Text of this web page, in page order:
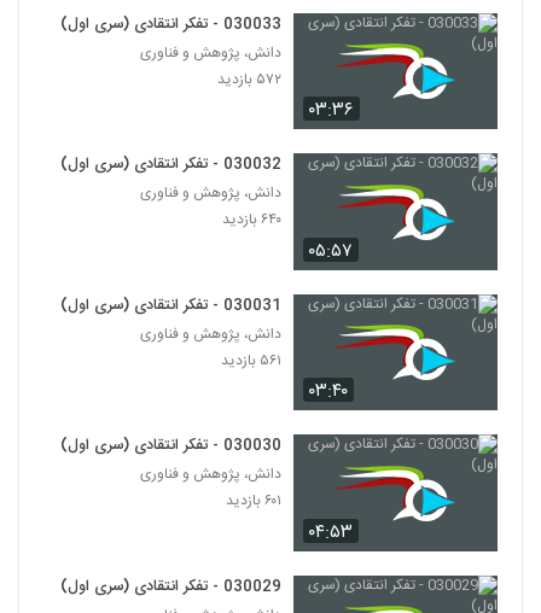
028133 - نظریه شبکه (Network Theory)
124
028134 - نظریه شبکه (Network Theory)
۵۴۹ بازدید
028135 - نظریه شبکه (Network Theory)
۴۵۶ بازدید
028136 - نظریه شبکه (Network Theory)
127
028137 - نظریه شبکه (Network Theory)
028138 - نظریه شبکه (Network Theory)
۵۷۹ بازدید
۰۳:۳۶
030033 - تفکر انتقادی (سری اول)
دانش، پژوهش و فناوری
۵۷۲ بازدید
۰۵:۵۷
030032 - تفکر انتقادی (سری اول)
دانش، پژوهش و فناوری
۶۴۰ بازدید
۰۳:۴۰
030031 - تفکر انتقادی (سری اول)
دانش، پژوهش و فناوری
۵۶۱ بازدید
۰۴:۵۳
030030 - تفکر انتقادی (سری اول)
دانش، پژوهش و فناوری
۶۰۱ بازدید
030029 - تفکر انتقادی (سری اول)